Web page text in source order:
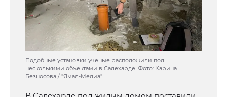
Подобные установки ученые расположили под
несколькими объектами в Салехарде. Фото: Карина
Безносова / "Ямал-Медиа"